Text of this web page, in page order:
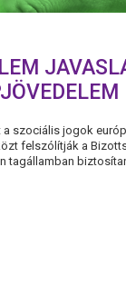
szociális jogok
felszólítják a
tagállamban